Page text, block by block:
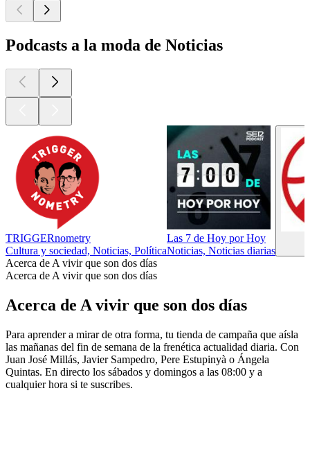
Podcasts a la moda de Noticias
TRIGGERnometry
Cultura y sociedad, Noticias, Política
Las 7 de Hoy por Hoy
Noticias, Noticias diarias
Acerca de A vivir que son dos días
Acerca de A vivir que son dos días
Acerca de A vivir que son dos días
Para aprender a mirar de otra forma, tu tienda de campaña que aísla
las mañanas del fin de semana de la frenética actualidad diaria. Con
Juan José Millás, Javier Sampedro, Pere Estupinyà o Ángela
Quintas. En directo los sábados y domingos a las 08:00 y a
cualquier hora si te suscribes.